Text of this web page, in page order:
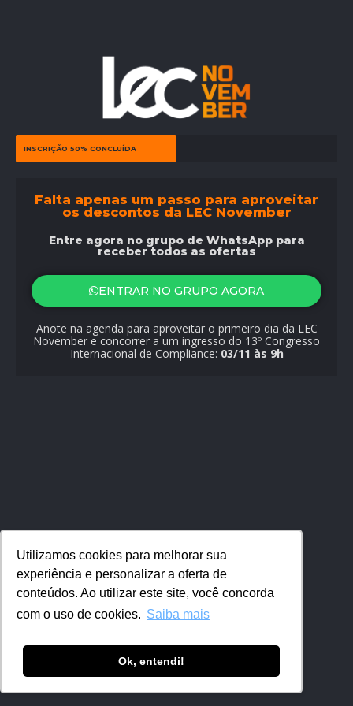
Utilizamos cookies para melhorar sua
experiência e personalizar a oferta de
conteúdos. Ao utilizar este site, você concorda
com o uso de cookies. Saiba mais
Ok, entendi!
INSCRIÇÃO 50% CONCLUÍDA
Falta apenas um passo para aproveitar
os descontos da LEC November
Entre agora no grupo de WhatsApp para
receber todos as ofertas
ENTRAR NO GRUPO AGORA
Anote na agenda para aproveitar o primeiro dia da LEC
November e concorrer a um ingresso do 13º Congresso
Internacional de Compliance: 03/11 às 9h